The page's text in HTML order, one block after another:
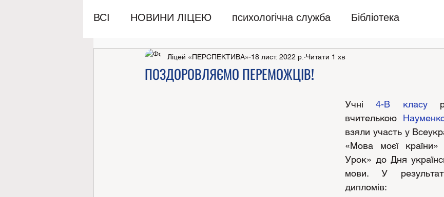
ВСІ НОВИНИ ЛІЦЕЮ психологічна служба Бібліотека
ПОЗДОРОВЛЯЄМО ПЕРЕМОЖЦІВ!
Ліцей «ПЕРСПЕКТИВА» 18 лист. 2022 р. Читати 1 хв
Учні 4-В класу
вчителькою
взяли участь у
«Мова моєї
Урок» до Дня
мови. У
дипломів: